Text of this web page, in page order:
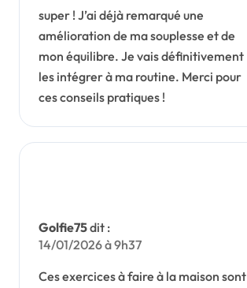
super ! J’ai déjà remarqué une
amélioration de ma souplesse et de
mon équilibre. Je vais définitivement
les intégrer à ma routine. Merci pour
ces conseils pratiques !
Golfie75dit :
14/01/2026 à 9h37
Ces exercices à faire à la maison sont